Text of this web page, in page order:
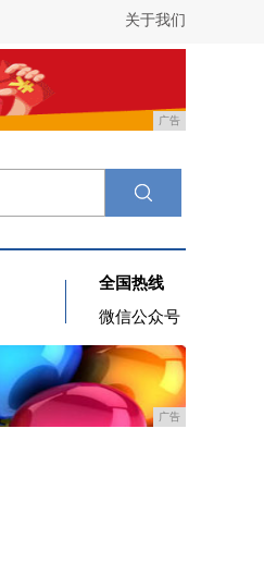
关于我们
广告
全国热线
微信公众号
广告